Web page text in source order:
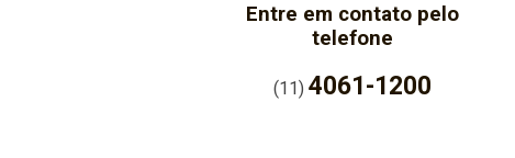
Entre em contato pelo
telefone
(11)4061-1200